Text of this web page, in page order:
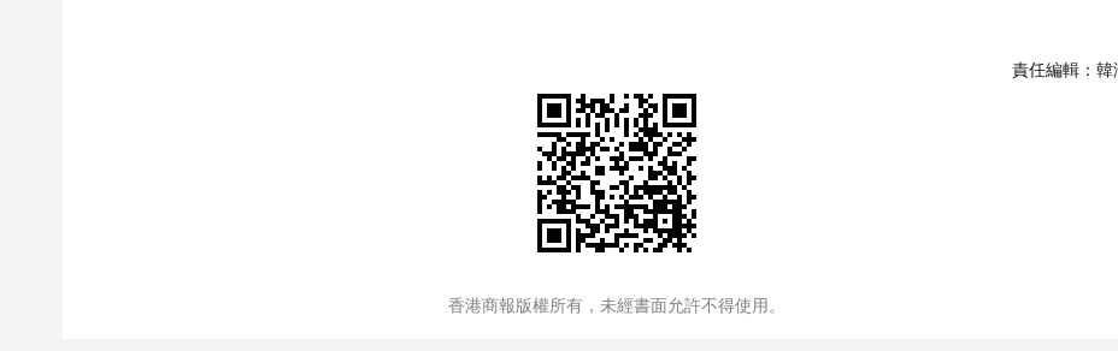
責任編輯： 韓
香港商報版權所有，未經書面允許不得使用。